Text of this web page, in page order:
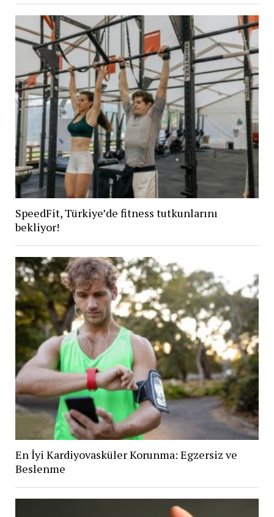
SpeedFit, Türkiye’de fitness tutkunlarını
bekliyor!
En İyi Kardiyovasküler Korunma: Egzersiz ve
Beslenme